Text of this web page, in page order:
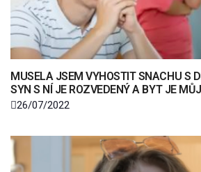
MUSELA JSEM VYHOSTIT SNACHU S
SYN S NÍ JE ROZVEDENÝ A BYT JE MŮJ
26/07/2022